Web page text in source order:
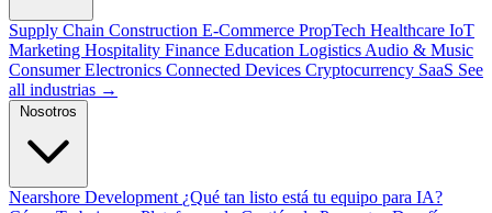
Supply Chain Construction E-Commerce PropTech Healthcare IoT
Marketing Hospitality Finance Education Logistics Audio & Music
Consumer Electronics Connected Devices Cryptocurrency SaaS See
all industrias →
Nearshore Development ¿Qué tan listo está tu equipo para IA?